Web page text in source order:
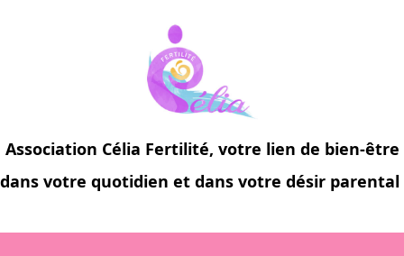
Association Célia Fertilité, votre lien de bien-être
dans votre quotidien et dans votre désir parental